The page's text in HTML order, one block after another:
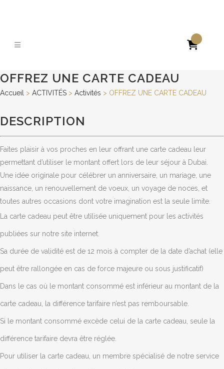

OFFREZ UNE CARTE CADEAU
Accueil > ACTIVITÉS > Activités > OFFREZ UNE CARTE CADEAU
DESCRIPTION
Faites plaisir à vos proches en leur offrant une carte cadeau leur
permettant d’utiliser le montant offert lors de leur séjour à Dubai.
Une idée originale pour célébrer un anniversaire, un mariage, une
naissance, un renouvellement de voeux, un voyage de noces, et
toutes autres occasions dont votre imagination est la seule limite.
La carte cadeau peut être utilisée uniquement pour les activités
publiées sur notre site internet.
Sa durée de validité est de 12 mois à compter de la date d’achat (elle
peut être rallongée en cas de force majeure ou sous justificatif)
Dans le cas où le montant consommé est inférieur au montant de la
carte cadeau, la différence tarifaire n’est pas remboursable.
Si le montant consommé excède celui de la carte cadeau, seule la
différence tarifaire devra être réglée.
Pour utiliser la carte cadeau, un membre spécialisé de notre service